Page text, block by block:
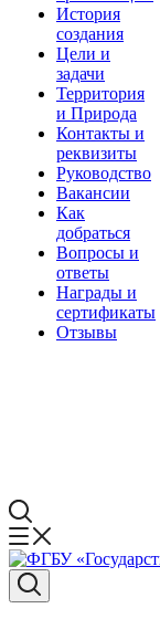
История
создания
Цели и
задачи
Территория
и Природа
Контакты и
реквизиты
Руководство
Вакансии
Как
добраться
Вопросы и
ответы
Награды и
сертификаты
Отзывы